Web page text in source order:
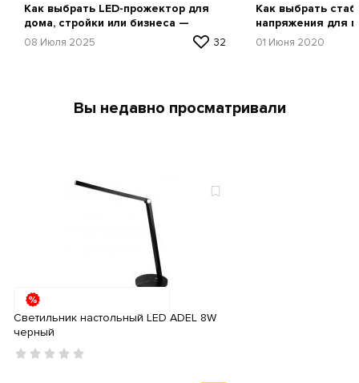
Как выбрать LED-прожектор для
дома, стройки или бизнеса —
простая инструкция
08 Июля 2025 32
Как выбрать
напряжения для
советы и
01 Июня 2020
Вы недавно просматривали
Светильник настольный LED ADEL 8W
черный